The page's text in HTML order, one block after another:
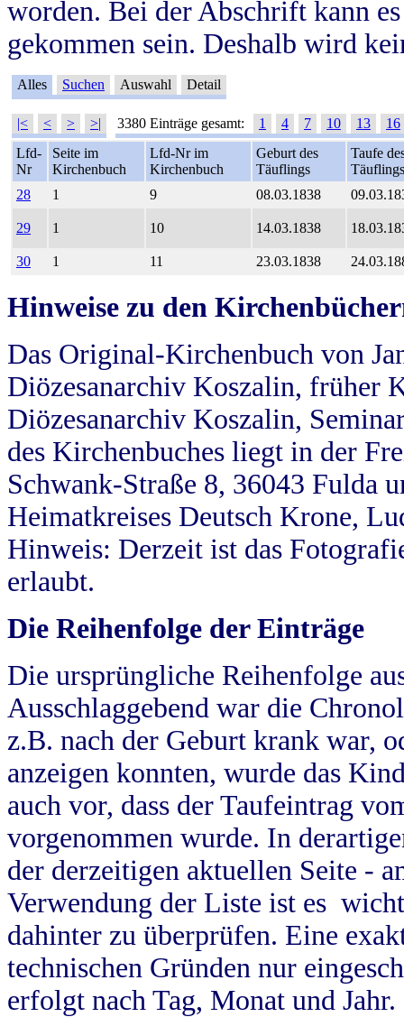
worden. Bei der Abschrift kann
gekommen sein. Deshalb wird
Alles Suchen Auswahl Detail
|< < > >| 3380 Einträge gesamt: 1 4 7 10 13
16
Lfd-
Nr
Seite im
Kirchenbuch
Lfd-Nr im
Kirchenbuch
Geburt des
Täuflings
Taufe
Täuflings
28
1 9 08.03.1838
29 1 10 14.03.1838
30 1 11 23.03.1838
Hinweise zu den
Das Original-Kirchenbuch von
Diözesanarchiv Koszalin, früher
Diözesanarchiv Koszalin,
des Kirchenbuches liegt in der
Schwank-Straße 8, 36043 Fulda
Heimatkreises Deutsch Krone,
Hinweis: Derzeit ist das
erlaubt.
Die Reihenfolge der Einträge
Die ursprüngliche Reihenfolge
Ausschlaggebend war die
z.B. nach der Geburt krank war,
anzeigen konnten, wurde das
auch vor, dass der Taufeintrag
vorgenommen wurde. In
der derzeitigen aktuellen Seite -
Verwendung der Liste ist es
dahinter zu überprüfen. Eine
technischen Gründen nur
erfolgt nach Tag, Monat und Jahr.